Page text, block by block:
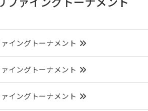
イングトーナメント
イングトーナメント
イングトーナメント